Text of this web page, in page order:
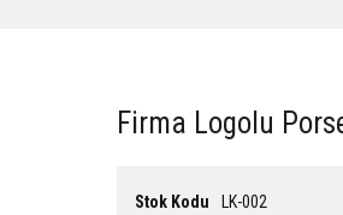
Firma Logolu
Stok Kodu LK-002